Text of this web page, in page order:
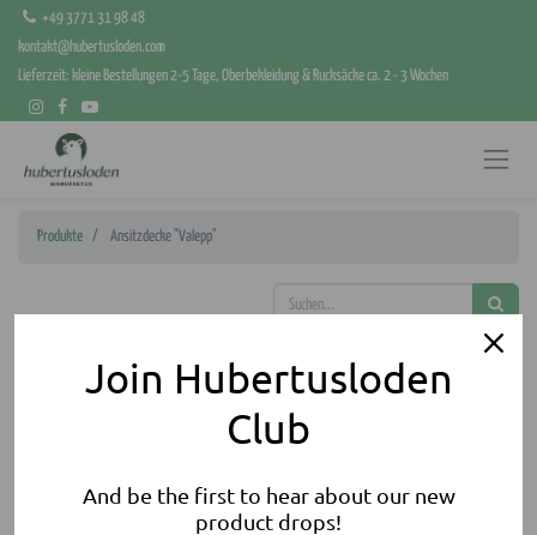
+49 3771 31 98 48
kontakt@hubertusloden.com
Lieferzeit: kleine Bestellungen 2-5 Tage, Oberbekleidung & Rucksäcke ca. 2 - 3 Wochen
Produkte Ansitzdecke "Valepp"
Join Hubertusloden
Club
And be the first to hear about our new
product drops!